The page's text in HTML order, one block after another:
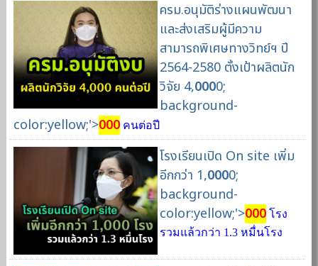
ครม.อนุมัติร่างแผนพัฒนา
และส่งเสริมผู้มีความ
สามารถพิเศษทางวิทย์ฯ ปี
2564-2580 ตั้งเป้าผลิตนัก
วิจัย 4,0000;
background-
color:yellow;'>000 คนต่อปี
โรงเรียนเปิด On site เพิ่ม
อีกกว่า 1,0000;
background-
color:yellow;'>000โรง
รวมแล้วกว่า 1.3 หมื่นโรง